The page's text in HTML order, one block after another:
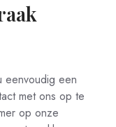
eenvoudig een
met ons op te
op onze